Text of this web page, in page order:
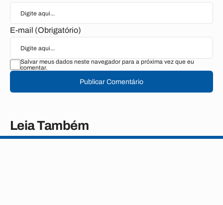
E-mail (Obrigatório)
Salvar meus dados neste navegador para a próxima vez que eu
comentar.
Publicar Comentário
Leia Também